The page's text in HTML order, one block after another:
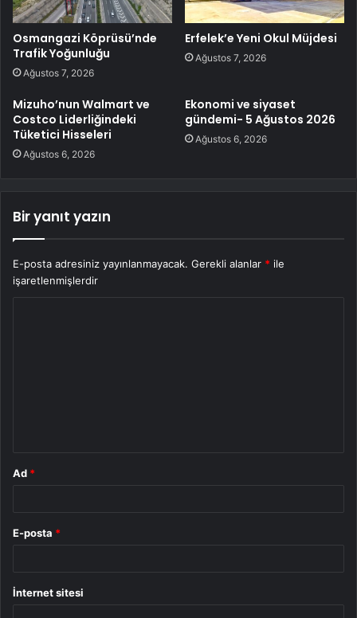
Osmangazi Köprüsü’nde
Trafik Yoğunluğu
Ağustos 7, 2026
Erfelek’e Yeni Okul Müjdesi
Ağustos 7, 2026
Mizuho’nun Walmart ve
Costco Liderliğindeki
Tüketici Hisseleri
Ağustos 6, 2026
Ekonomi ve siyaset
gündemi- 5 Ağustos 2026
Ağustos 6, 2026
Bir yanıt yazın
E-posta adresiniz yayınlanmayacak. Gerekli alanlar * ile
işaretlenmişlerdir
Ad *
E-posta *
İnternet sitesi